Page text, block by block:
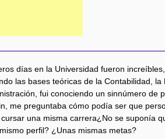
días en la Universidad fueron
las bases teóricas de la Contabilidad,
fui conociendo un sinnúmero de
me preguntaba cómo podía ser que
una misma carrera¿No se suponía
perfil? ¿Unas mismas metas?